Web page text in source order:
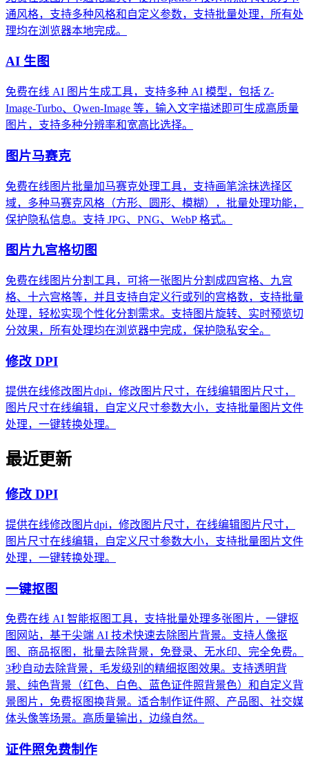
通风格，支持多种风格和自定义参数，支持批量处理，所有处
理均在浏览器本地完成。
AI 生图
免费在线 AI 图片生成工具，支持多种 AI 模型，包括 Z-
Image-Turbo、Qwen-Image 等，输入文字描述即可生成高质量
图片，支持多种分辨率和宽高比选择。
图片马赛克
免费在线图片批量加马赛克处理工具，支持画笔涂抹选择区
域，多种马赛克风格（方形、圆形、模糊），批量处理功能，
保护隐私信息。支持 JPG、PNG、WebP 格式。
图片九宫格切图
免费在线图片分割工具，可将一张图片分割成四宫格、九宫
格、十六宫格等，并且支持自定义行或列的宫格数，支持批量
处理，轻松实现个性化分割需求。支持图片旋转、实时预览切
分效果，所有处理均在浏览器中完成，保护隐私安全。
修改 DPI
提供在线修改图片dpi，修改图片尺寸，在线编辑图片尺寸，
图片尺寸在线编辑，自定义尺寸参数大小，支持批量图片文件
处理，一键转换处理。
最近更新
修改 DPI
提供在线修改图片dpi，修改图片尺寸，在线编辑图片尺寸，
图片尺寸在线编辑，自定义尺寸参数大小，支持批量图片文件
处理，一键转换处理。
一键抠图
免费在线 AI 智能抠图工具，支持批量处理多张图片，一键抠
图网站，基于尖端 AI 技术快速去除图片背景。支持人像抠
图、商品抠图，批量去除背景，免登录、无水印、完全免费。
3秒自动去除背景，毛发级别的精细抠图效果。支持透明背
景、纯色背景（红色、白色、蓝色证件照背景色）和自定义背
景图片，免费抠图换背景。适合制作证件照、产品图、社交媒
体头像等场景。高质量输出，边缘自然。
证件照免费制作